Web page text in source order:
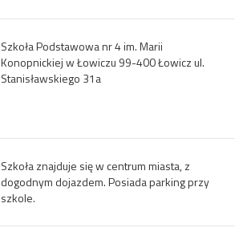
Szkoła Podstawowa nr 4 im. Marii
Konopnickiej w Łowiczu 99-400 Łowicz ul.
Stanisławskiego 31a
Szkoła znajduje się w centrum miasta, z
dogodnym dojazdem. Posiada parking przy
szkole.